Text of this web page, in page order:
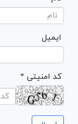
ایمیل
* کد امنیتی